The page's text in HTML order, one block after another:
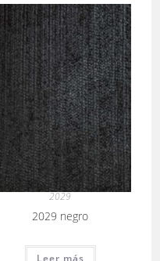
2029
2029 negro
Leer más